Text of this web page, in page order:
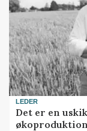
LEDER
Det er en
økoproduktion